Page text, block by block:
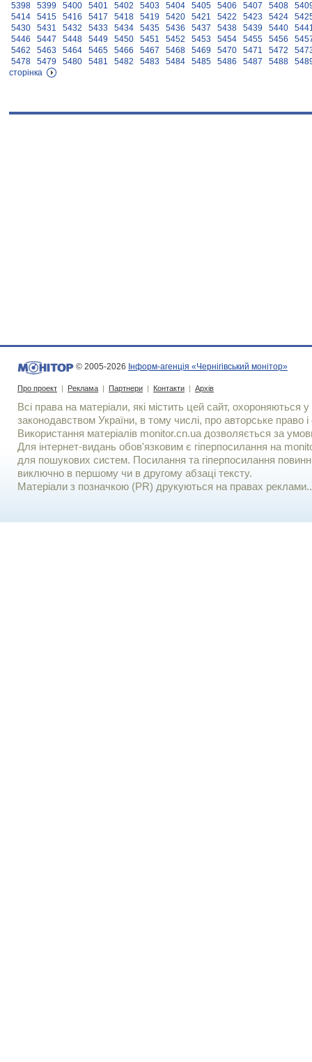
5398
5399 5400 5401 5402 5403 5404 5405 5406 5407 5408
5414
5415 5416 5417 5418 5419 5420 5421 5422 5423 5424
5430
5431 5432 5433 5434 5435 5436 5437 5438 5439 5440
5446
5447 5448 5449 5450 5451 5452 5453 5454 5455 5456
5462
5463 5464 5465 5466 5467 5468 5469 5470 5471 5472
5478
5479 5480 5481 5482 5483 5484 5485 5486 5487 5488
сторінка
© 2005-2026 Інформ-агенція «Чернігівський монітор»
Про проект | Реклама | Партнери | Контакти | Архів
Всі права на матеріали, які містить цей сайт, охороняються у
законодавством України, в тому числі, про авторське право і
Використання матерiалiв monitor.cn.ua дозволяється за
Для iнтернет-видань обов'язковим є гiперпосилання на
для пошукових систем. Посилання та гіперпосилання
виключно в першому чи в другому абзаці тексту.
Матеріали з позначкою (PR) друкуються на правах реклами..